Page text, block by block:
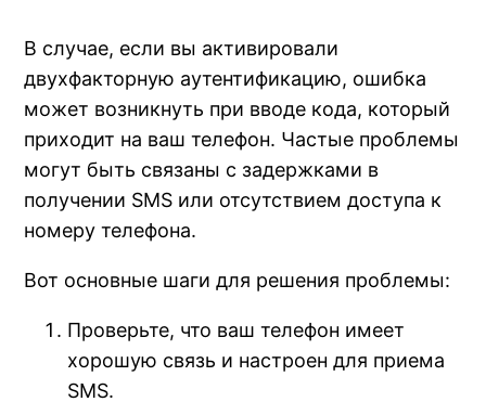
В случае, если вы активировали
двухфакторную аутентификацию, ошибка
может возникнуть при вводе кода, который
приходит на ваш телефон. Частые проблемы
могут быть связаны с задержками в
получении SMS или отсутствием доступа к
номеру телефона.
Вот основные шаги для решения проблемы:
Проверьте, что ваш телефон имеет
хорошую связь и настроен для приема
SMS.